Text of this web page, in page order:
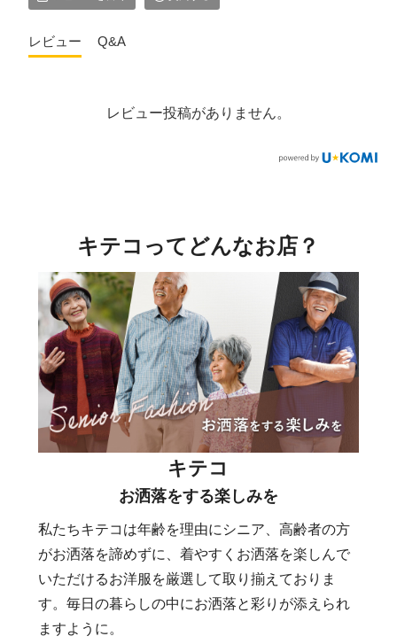
レビュー Q&A
レビュー投稿がありません。
キテコってどんなお店？
キテコ
お洒落をする楽しみを
私たちキテコは年齢を理由にシニア、高齢者の方
がお洒落を諦めずに、着やすくお洒落を楽しんで
いただけるお洋服を厳選して取り揃えておりま
す。毎日の暮らしの中にお洒落と彩りが添えられ
ますように。